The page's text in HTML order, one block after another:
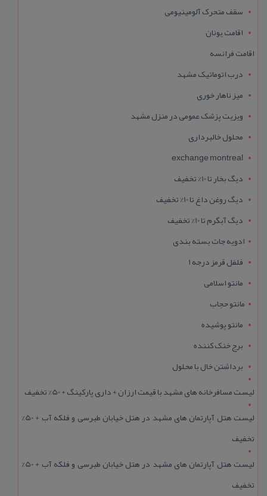
سقف متحرک آلومینیومی
اقامت یونان
اقامت فرانسه
درب اتوماتیک مشهد
میز ناهار خوری
ویزیت پزشک عمومی در منزل مشهد
محلول خالبرداری
exchange montreal
دیگ بخار تا 10% تخفیف
دیگ روغن داغ تا 10% تخفیف
دیگ آبگرم تا 10% تخفیف
ادویه جات بسته بندی
فلفل قرمز درجه 1
مانتو اسلامی
مانتو حجاب
مانتو پوشیده
برج خنک کننده
برداشتن خال با محلول
لیست مسافرخانه های مشهد با قیمت ارزان + داری پارکینگ + 50% تخفیف
لیست هتل آپارتمان های مشهد در هتل خیابان طبرسی و فلکه آب + 50%
تخفیف
لیست هتل آپارتمان های مشهد در هتل خیابان طبرسی و فلکه آب + 50%
تخفیف